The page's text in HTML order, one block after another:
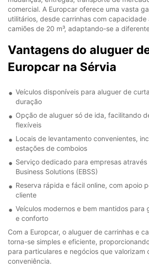
comercial. A Europcar oferece uma vasta
utilitários, desde carrinhas com capacidade
camiões de 20 m³, adaptando-se a
Vantagens do aluguer
Europcar na Sérvia
Veículos disponíveis para aluguer de
duração
Opção de aluguer só de ida, facilitando
flexíveis
Locais de levantamento convenientes,
estações de comboios
Serviço dedicado para empresas através
Business Solutions (EBSS)
Reserva rápida e fácil online, com apoio
cliente
Veículos modernos e bem mantidos para
e conforto
Com a Europcar, o aluguer de carrinhas e
torna-se simples e eficiente,
para particulares e negócios que valorizam
conveniência.